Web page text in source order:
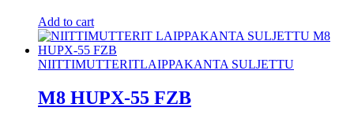
Add to cart
NIITTIMUTTERITLAIPPAKANTA SULJETTU
M8 HUPX-55 FZB